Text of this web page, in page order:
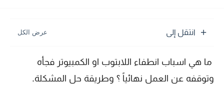
انتقل إلى
ما هي اسباب انطفاء اللابتوب او الكمبيوتر فجأه
وتوقفه عن العمل نهائياً ؟ وطريقة حل المشكلة.